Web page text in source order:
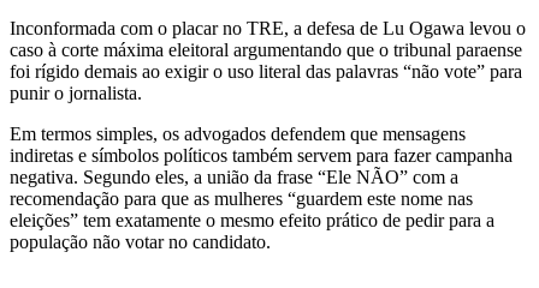
Inconformada com o placar no TRE, a defesa de Lu Ogawa levou o
caso à corte máxima eleitoral argumentando que o tribunal paraense
foi rígido demais ao exigir o uso literal das palavras “não vote” para
punir o jornalista.
Em termos simples, os advogados defendem que mensagens
indiretas e símbolos políticos também servem para fazer campanha
negativa. Segundo eles, a união da frase “Ele NÃO” com a
recomendação para que as mulheres “guardem este nome nas
eleições” tem exatamente o mesmo efeito prático de pedir para a
população não votar no candidato.